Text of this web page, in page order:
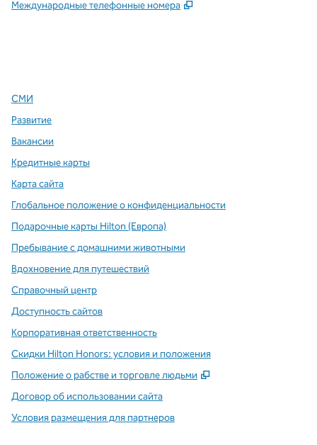
Международные телефонные номера ,
СМИ
Развитие
Вакансии
Кредитные карты
Карта сайта
Глобальное положение о конфиденциальности
Подарочные карты Hilton (Европа)
Пребывание с домашними животными
Вдохновение для путешествий
Справочный центр
Доступность сайтов
Корпоративная ответственность
Скидки Hilton Honors: условия и положения
Положение о рабстве и торговле людьми
,
Договор об использовании сайта
Условия размещения для партнеров